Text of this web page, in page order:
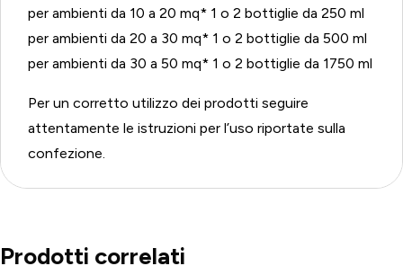
per ambienti da 10 a 20 mq* 1 o 2 bottiglie da 250 ml
per ambienti da 20 a 30 mq* 1 o 2 bottiglie da 500 ml
per ambienti da 30 a 50 mq* 1 o 2 bottiglie da 1750 ml
Per un corretto utilizzo dei prodotti seguire
attentamente le istruzioni per l’uso riportate sulla
confezione.
Prodotti correlati